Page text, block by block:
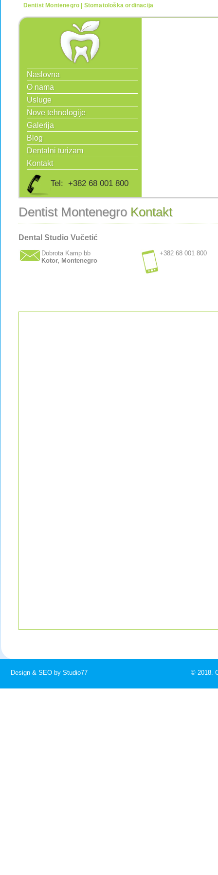
Dentist Montenegro | Stomatološka ordinacija
Naslovna
O nama
Usluge
Nove tehnologije
Galerija
Blog
Dentalni turizam
Kontakt
Tel: +382 68 001 800
Dentist Montenegro Kontakt
Dental Studio Vučetić
Dobrota Kamp bb
Kotor, Montenegro
+382 68 001 800
Design & SEO by Studio77 © 2018.